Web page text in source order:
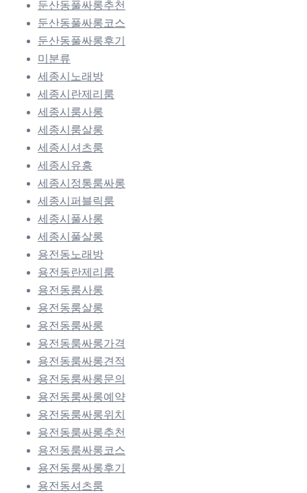
둔산동풀싸롱추천
둔산동풀싸롱코스
둔산동풀싸롱후기
미분류
세종시노래방
세종시란제리룸
세종시룸사롱
세종시룸살롱
세종시셔츠룸
세종시유흥
세종시정통룸싸롱
세종시퍼블릭룸
세종시풀사롱
세종시풀살롱
용전동노래방
용전동란제리룸
용전동룸사롱
용전동룸살롱
용전동룸싸롱
용전동룸싸롱가격
용전동룸싸롱견적
용전동룸싸롱문의
용전동룸싸롱예약
용전동룸싸롱위치
용전동룸싸롱추천
용전동룸싸롱코스
용전동룸싸롱후기
용전동셔츠룸